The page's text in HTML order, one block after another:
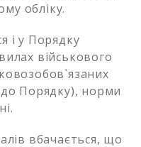
обліку.
і у Порядку
військового
до Порядку), норми
вбачається, що